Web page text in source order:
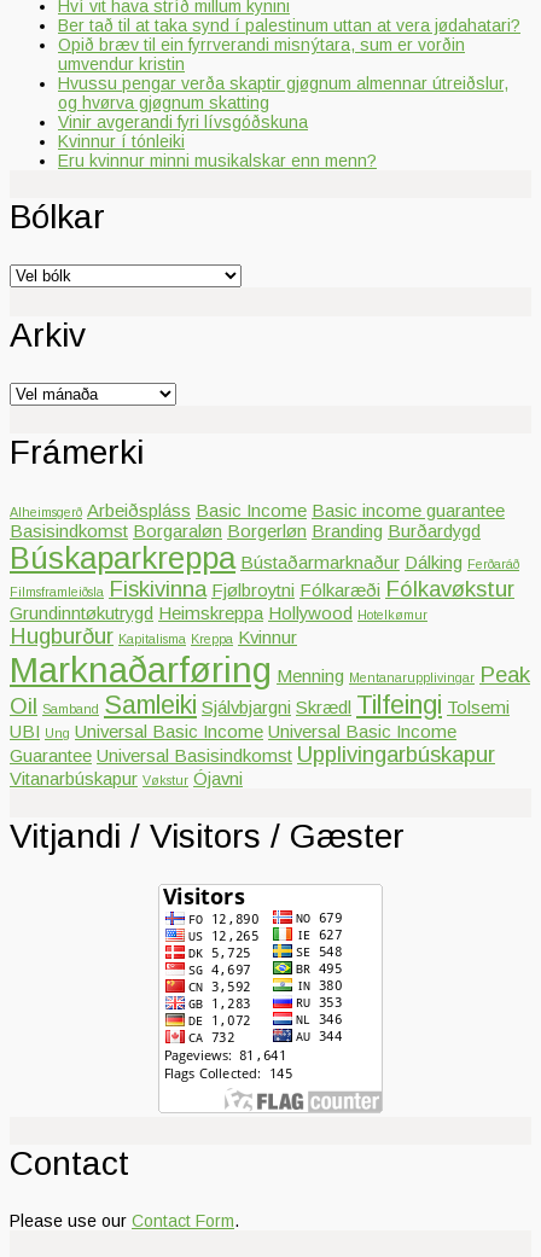
Hví vit hava stríð millum kynini
Ber tað til at taka synd í palestinum uttan at vera jødahatari?
Opið bræv til ein fyrrverandi misnýtara, sum er vorðin
umvendur kristin
Hvussu pengar verða skaptir gjøgnum almennar útreiðslur,
og hvørva gjøgnum skatting
Vinir avgerandi fyri lívsgóðskuna
Kvinnur í tónleiki
Eru kvinnur minni musikalskar enn menn?
Bólkar
Bólkar
Arkiv
Arkiv
Frámerki
Alheimsgerð Arbeiðspláss Basic Income Basic income guarantee
Basisindkomst Borgaraløn Borgerløn Branding Burðardygd
Búskaparkreppa Bústaðarmarknaður Dálking Ferðaráð
Filmsframleiðsla Fiskivinna Fjølbroytni Fólkaræði Fólkavøkstur
Grundinntøkutrygd Heimskreppa Hollywood Hotelkømur
Hugburður Kapitalisma Kreppa Kvinnur
Marknaðarføring Menning Mentanarupplivingar Peak
Oil Samband Samleiki Sjálvbjargni Skrædl Tilfeingi Tolsemi
UBI Ung Universal Basic Income Universal Basic Income
Guarantee Universal Basisindkomst Upplivingarbúskapur
Vitanarbúskapur Vøkstur Ójavni
Vitjandi / Visitors / Gæster
Contact
Please use our Contact Form.